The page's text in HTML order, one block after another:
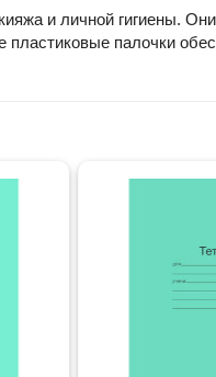
и личной гигиены.
пластиковые палочки